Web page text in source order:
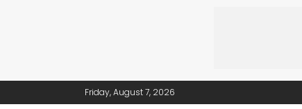
Friday, August 7, 2026